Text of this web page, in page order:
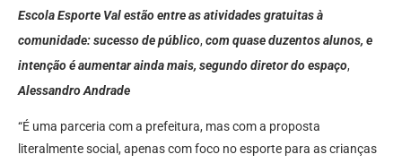
Escola Esporte Val estão entre as atividades gratuitas à
comunidade: sucesso de público, com quase duzentos alunos, e
intenção é aumentar ainda mais, segundo diretor do espaço,
Alessandro Andrade
“É uma parceria com a prefeitura, mas com a proposta
literalmente social, apenas com foco no esporte para as crianças